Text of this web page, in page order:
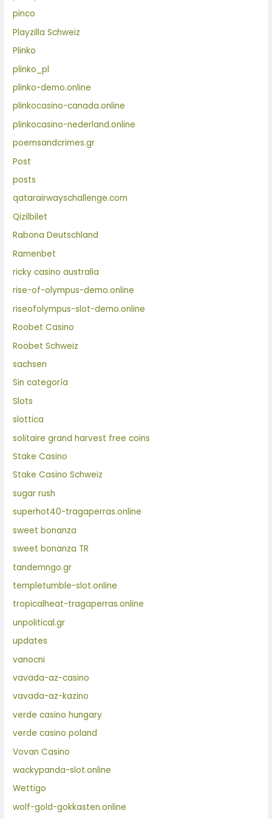
pinco
Playzilla Schweiz
Plinko
plinko_pl
plinko-demo.online
plinkocasino-canada.online
plinkocasino-nederland.online
poemsandcrimes.gr
Post
posts
qatarairwayschallenge.com
Qizilbilet
Rabona Deutschland
Ramenbet
ricky casino australia
rise-of-olympus-demo.online
riseofolympus-slot-demo.online
Roobet Casino
Roobet Schweiz
sachsen
Sin categoría
Slots
slottica
solitaire grand harvest free coins
Stake Casino
Stake Casino Schweiz
sugar rush
superhot40-tragaperras.online
sweet bonanza
sweet bonanza TR
tandemngo.gr
templetumble-slot.online
tropicalheat-tragaperras.online
unpolitical.gr
updates
vanocni
vavada-az-casino
vavada-az-kazino
verde casino hungary
verde casino poland
Vovan Casino
wackypanda-slot.online
Wettigo
wolf-gold-gokkasten.online